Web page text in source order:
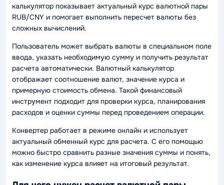
калькулятор показывает актуальный курс валютной пары
RUB/CNY и помогает выполнить пересчет валюты без
сложных вычислений.
Пользователь может выбрать валюты в специальном поле
ввода, указать необходимую сумму и получить результат
расчета автоматически. Валютный калькулятор
отображает соотношение валют, значение курса и
примерную стоимость обмена. Такой финансовый
инструмент подходит для проверки курса, планирования
расходов и оценки суммы перед проведением операции.
Конвертер работает в режиме онлайн и использует
актуальный обменный курс для расчета. С его помощью
можно быстро сравнить разные значения суммы и понять,
как изменение курса влияет на итоговый результат.